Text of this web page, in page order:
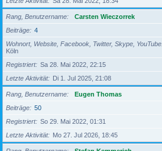
Rang, Benutzername
Carsten Wieczorrek
Beiträge
4
Wohnort, Website, Facebook, Twitter, Skype, YouTube
Köln
Registriert
Sa 28. Mai 2022, 22:15
Letzte Aktivität
Di 1. Jul 2025, 21:08
Rang, Benutzername
Eugen Thomas
Beiträge
50
Registriert
So 29. Mai 2022, 01:31
Letzte Aktivität
Mo 27. Jul 2026, 18:45